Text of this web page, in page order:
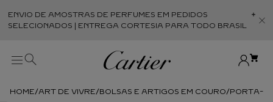
ENVIO DE AMOSTRAS DE PERFUMES EM PEDIDOS
SELECIONADOS | ENTREGA CORTESIA PARA TODO BRASIL
ART DE VIVRE BOLSAS E ARTIGOS EM COURO PORTA-